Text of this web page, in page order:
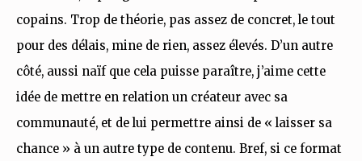
copains. Trop de théorie, pas assez de concret, le tout
pour des délais, mine de rien, assez élevés. D’un autre
côté, aussi naïf que cela puisse paraître, j’aime cette
idée de mettre en relation un créateur avec sa
communauté, et de lui permettre ainsi de « laisser sa
chance » à un autre type de contenu. Bref, si ce format